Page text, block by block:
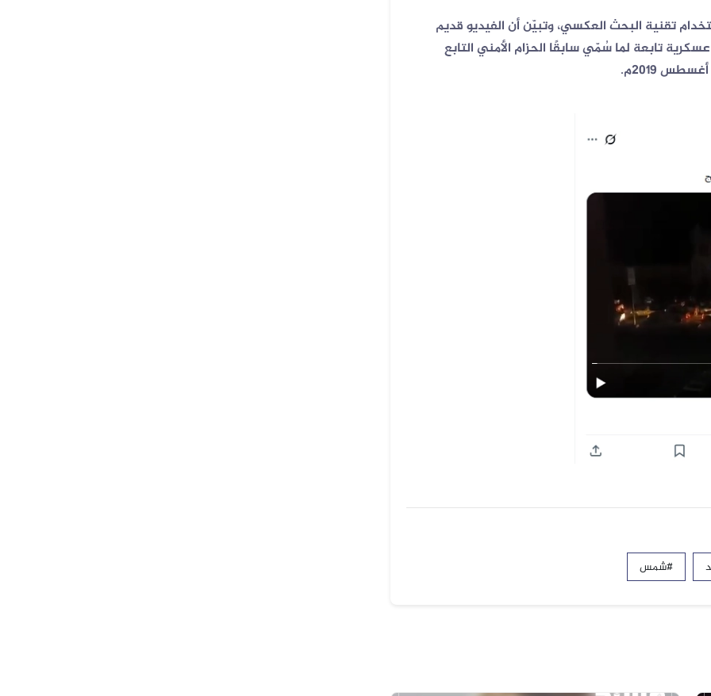
تقنية البحث العكسي، وتبيّن أن الفيديو قديم
تابعة لما سُمّي سابقًا الحزام الأمني التابع
#شمس